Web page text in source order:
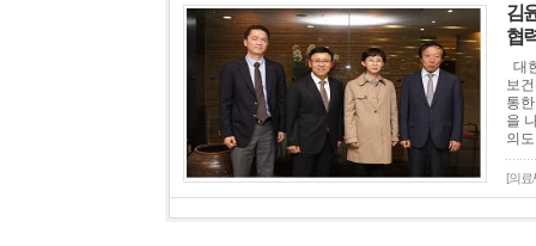
김
협
대
보
통
을
의
[의료